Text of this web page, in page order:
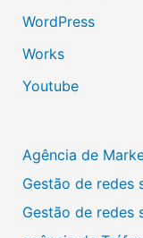
WordPress
Works
Youtube
Agência de
Gestão de redes
Gestão de redes